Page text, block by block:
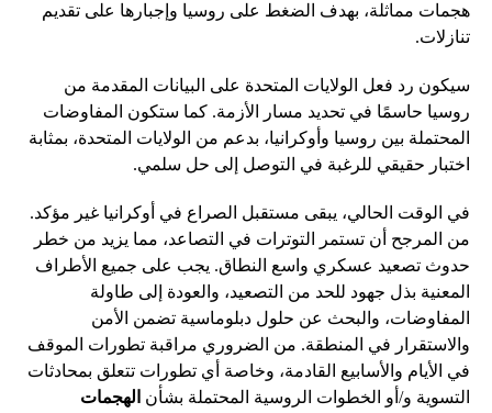
هجمات مماثلة، بهدف الضغط على روسيا وإجبارها على تقديم
تنازلات.
سيكون رد فعل الولايات المتحدة على البيانات المقدمة من
روسيا حاسمًا في تحديد مسار الأزمة. كما ستكون المفاوضات
المحتملة بين روسيا وأوكرانيا، بدعم من الولايات المتحدة، بمثابة
اختبار حقيقي للرغبة في التوصل إلى حل سلمي.
في الوقت الحالي، يبقى مستقبل الصراع في أوكرانيا غير مؤكد.
من المرجح أن تستمر التوترات في التصاعد، مما يزيد من خطر
حدوث تصعيد عسكري واسع النطاق. يجب على جميع الأطراف
المعنية بذل جهود للحد من التصعيد، والعودة إلى طاولة
المفاوضات، والبحث عن حلول دبلوماسية تضمن الأمن
والاستقرار في المنطقة. من الضروري مراقبة تطورات الموقف
في الأيام والأسابيع القادمة، وخاصة أي تطورات تتعلق بمحادثات
التسوية و/أو الخطوات الروسية المحتملة بشأن الهجمات